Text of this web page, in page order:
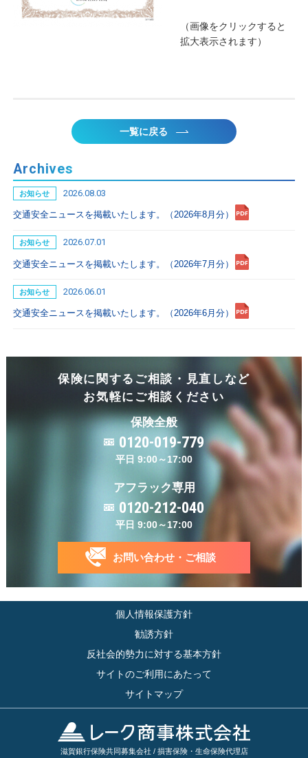
（画像をクリックすると
拡大表示されます）
一覧に戻る
Archives
お知らせ 2026.08.03
交通安全ニュースを掲載いたします。（2026年8月分）
お知らせ 2026.07.01
交通安全ニュースを掲載いたします。（2026年7月分）
お知らせ 2026.06.01
交通安全ニュースを掲載いたします。（2026年6月分）
保険に関するご相談・見直しなど
お気軽にご相談ください
保険全般
0120-019-779
平日 9:00～17:00
アフラック専用
0120-212-040
平日 9:00～17:00
お問い合わせ・ご相談
個人情報保護方針
勧誘方針
反社会的勢力に対する基本方針
サイトのご利用にあたって
サイトマップ
滋賀銀行保険共同募集会社 / 損害保険・生命保険代理店